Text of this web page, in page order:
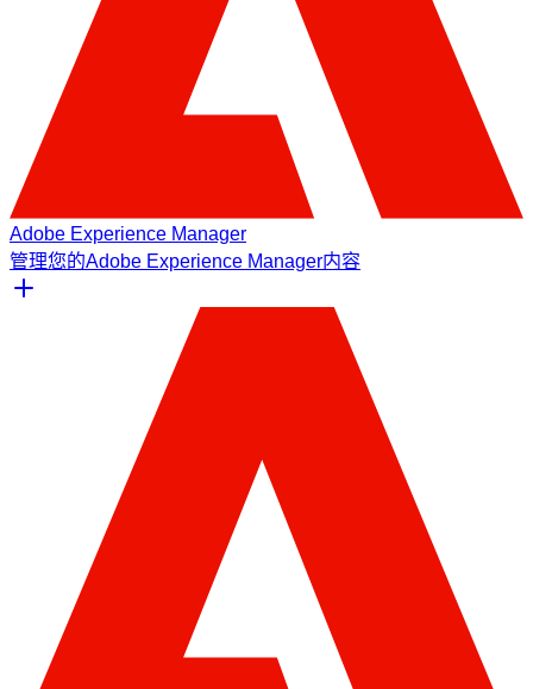
Adobe Experience Manager
管理您的Adobe Experience Manager内容